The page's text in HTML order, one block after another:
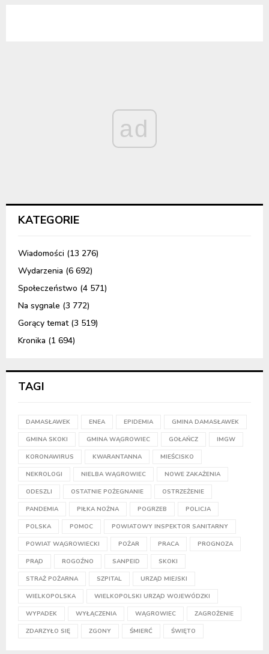
ad
KATEGORIE
Wiadomości (13 276)
Wydarzenia (6 692)
Społeczeństwo (4 571)
Na sygnale (3 772)
Gorący temat(3 519)
Kronika (1 694)
TAGI
DAMASŁAWEK ENEA EPIDEMIA GMINA DAMASŁAWEK
GMINA SKOKI GMINA WĄGROWIEC GOŁAŃCZ IMGW
KORONAWIRUS KWARANTANNA MIEŚCISKO
NEKROLOGI NIELBA WĄGROWIEC NOWE ZAKAŻENIA
ODESZLI OSTATNIE POŻEGNANIE OSTRZEŻENIE
PANDEMIA PIŁKA NOŻNA POGRZEB POLICJA
POLSKA POMOC POWIATOWY INSPEKTOR SANITARNY
POWIAT WĄGROWIECKI POŻAR PRACA PROGNOZA
PRĄD ROGOŹNO SANPEID SKOKI
STRAŻ POŻARNA SZPITAL URZĄD MIEJSKI
WIELKOPOLSKA WIELKOPOLSKI URZĄD WOJEWÓDZKI
WYPADEK WYŁĄCZENIA WĄGROWIEC ZAGROŻENIE
ZDARZYŁO SIĘ ZGONY ŚMIERĆ ŚWIĘTO